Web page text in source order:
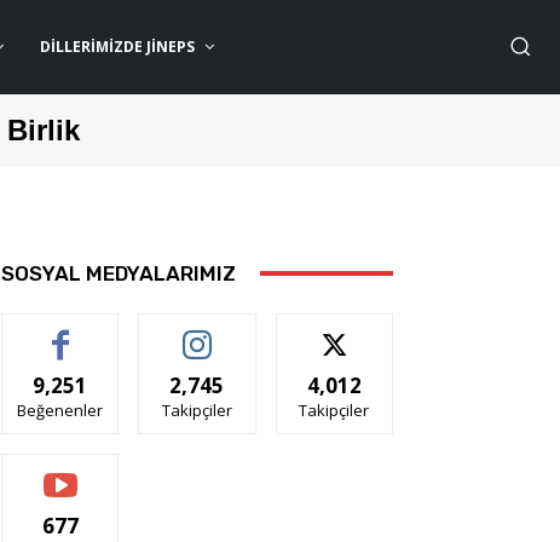
DILLERIMIZDE JİNEPS
Birlik
SOSYAL MEDYALARIMIZ
9,251
Beğenenler
2,745
Takipçiler
4,012
Takipçiler
677